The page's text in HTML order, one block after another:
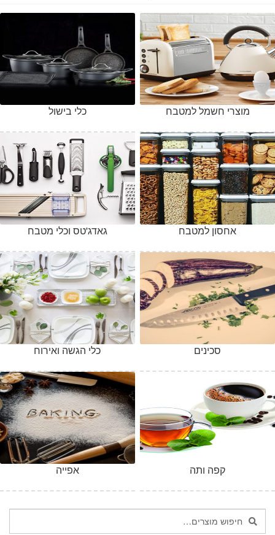
כלי בישול מוצרי חשמל למטבח
גאדג'טס וכלי מטבח אחסון למטבח
כלי הגשה ואירוח סכינים
אפייה קפה ותה
חיפוש
עבור:
חיפוש